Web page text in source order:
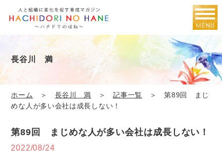
長谷川 満
ホーム ＞ 長谷川 満 ＞記事一覧 ＞ 第89回 まじ
めな人が多い会社は成長しない！
第89回 まじめな人が多い会社は成長しない！
2022/08/24